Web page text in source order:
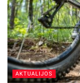
AKTUALIJOS